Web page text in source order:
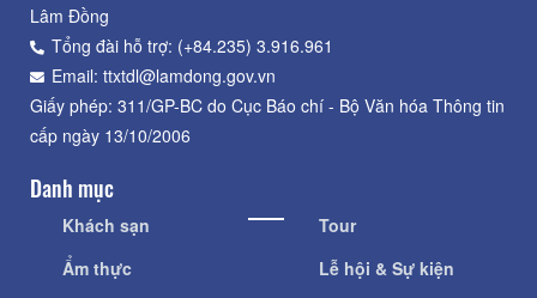
Lâm Đồng
Tổng đài hỗ trợ: (+84.235) 3.916.961
Email: ttxtdl@lamdong.gov.vn
Giấy phép: 311/GP-BC do Cục Báo chí - Bộ Văn hóa Thông tin
cấp ngày 13/10/2006
Danh mục
Khách sạn
Ẩm thực
Tour
Lễ hội & Sự kiện